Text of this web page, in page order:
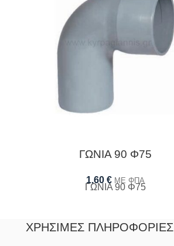
ΓΩΝΙΑ 90 Φ75
1,60 € ΜΕ ΦΠΑ
ΓΩΝΙΑ 90 Φ75
ΧΡΉΣΙΜΕΣ ΠΛΗΡΟΦΟΡΊΕΣ